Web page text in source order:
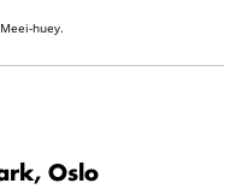
huey.
Oslo